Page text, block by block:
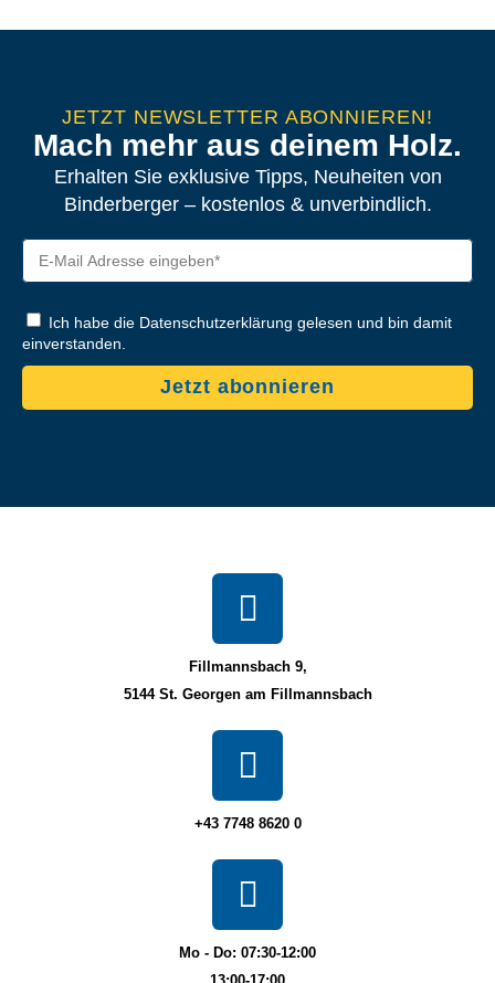
JETZT NEWSLETTER ABONNIEREN!
Mach mehr aus deinem Holz.
Erhalten Sie exklusive Tipps, Neuheiten von
Binderberger – kostenlos & unverbindlich.
Ich habe die Datenschutzerklärung gelesen und bin damit
einverstanden.
Jetzt abonnieren
Fillmannsbach 9,
5144 St. Georgen am Fillmannsbach
+43 7748 8620 0
Mo - Do: 07:30-12:00